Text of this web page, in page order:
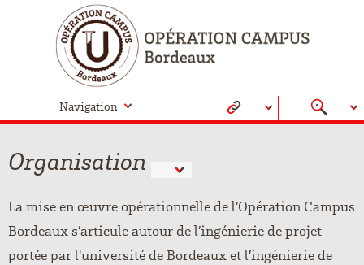
Navigation
Organisation
La mise en œuvre opérationnelle de l’Opération Campus
Bordeaux s’articule autour de l’ingénierie de projet
portée par l'université de Bordeaux et l’ingénierie de